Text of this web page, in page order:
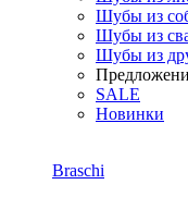
Шубы из
Шубы из
Шубы из
SALE
Новинки
Braschi